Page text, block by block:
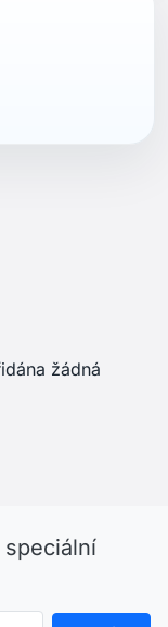
žádná